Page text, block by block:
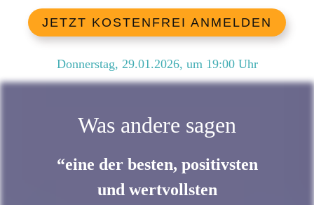
JETZT KOSTENFREI ANMELDEN
Donnerstag, 29.01.2026, um 19:00Uhr
Was andere sagen
“eine der besten, positivsten
und wertvollsten